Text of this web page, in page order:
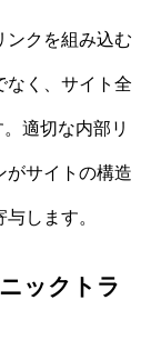
ンクを組み込む
なく、サイト全
適切な内部リ
がサイトの構造
します。
ックトラ